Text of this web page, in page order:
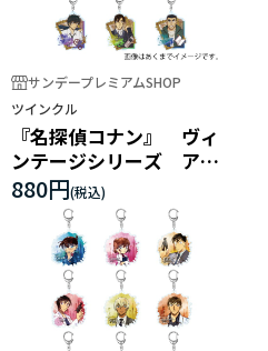
サンデープレミアムSHOP
ツインクル
『名探偵コナン』 ヴィ
ンテージシリーズ アク
リルキーホルダーvol.5
880円